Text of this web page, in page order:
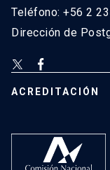
Teléfono: +56 2
Dirección de
ACREDITACIÓN